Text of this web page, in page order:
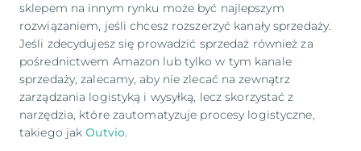
sklepem na innym rynku może być najlepszym
rozwiązaniem, jeśli chcesz rozszerzyć kanały sprzedaży.
Jeśli zdecydujesz się prowadzić sprzedaż również za
pośrednictwem Amazon lub tylko w tym kanale
sprzedaży, zalecamy, aby nie zlecać na zewnątrz
zarządzania logistyką i wysyłką, lecz skorzystać z
narzędzia, które zautomatyzuje procesy logistyczne,
takiego jakOutvio.